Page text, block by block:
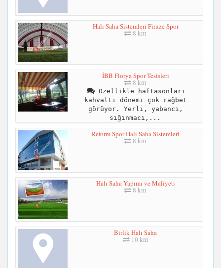
Halı Saha Sistemleri Firuze Spor
8 km
İBB Florya Spor Tesisleri
8 km
Özellikle haftasonları
kahvaltı dönemi çok rağbet
görüyor. Yerli, yabancı,
sığınmacı,...
Reform Spor Halı Saha Sistemleri
8 km
Halı Saha Yapımı ve Maliyeti
8 km
Birlik Halı Saha
10 km